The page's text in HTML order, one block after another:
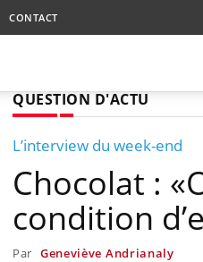
CONTACT
QUESTION D'ACTU
L’interview du week-end
Chocolat :
condition
Par Geneviève Andrianaly